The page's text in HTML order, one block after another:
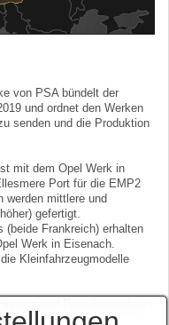
von PSA bündelt der
und ordnet den Werken
senden und die Produktion
mit dem Opel Werk in
Port für die EMP2
werden mittlere und
gefertigt.
(beide Frankreich) erhalten
Werk in Eisenach.
Kleinfahrzeugmodelle